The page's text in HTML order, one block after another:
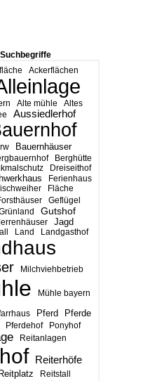
Ackerflächen
Alte mühle
Altes
Aussiedlerhof
Bauernhäuser
Berghütte
Dreiseithof
Ferienhaus
Fläche
Geflügel
Gutshof
Jagd
Land Landgasthof
Milchviehbetrieb
Mühle bayern
Pferd Pferde
Pferdehof Ponyhof
Reitanlagen
Reiterhöfe
Reitplatz Reitstall